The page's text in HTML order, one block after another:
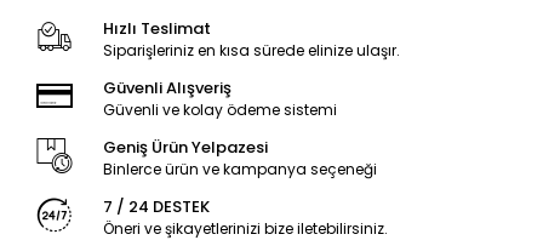
Hızlı Teslimat
Siparişleriniz en kısa sürede elinize ulaşır.
Güvenli Alışveriş
Güvenli ve kolay ödeme sistemi
Geniş Ürün Yelpazesi
Binlerce ürün ve kampanya seçeneği
7 / 24 DESTEK
Öneri ve şikayetlerinizi bize iletebilirsiniz.